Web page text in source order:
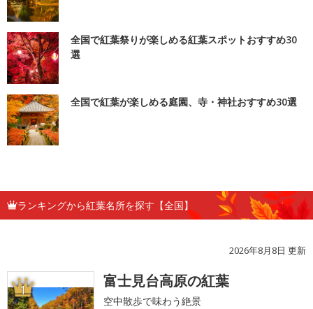
全国で紅葉祭りが楽しめる紅葉スポットおすすめ30
選
全国で紅葉が楽しめる庭園、寺・神社おすすめ30選
ランキングから紅葉名所を探す【全国】
2026年8月8日 更新
1 富士見台高原の紅葉
空中散歩で味わう絶景